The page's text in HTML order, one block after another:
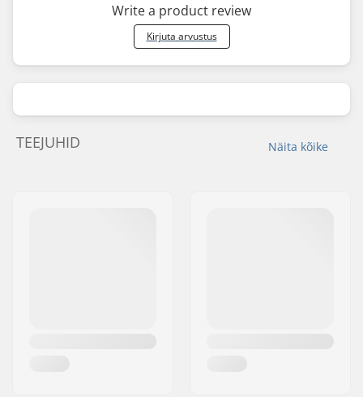
Write a product review
Kirjuta arvustus
Näita kõike
TEEJUHID